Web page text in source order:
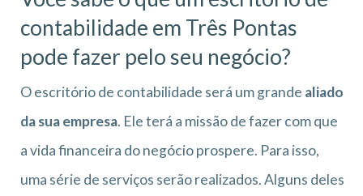
contabilidade em Três Pontas
pode fazer pelo seu negócio?
O escritório de contabilidade será um grande aliado
da sua empresa. Ele terá a missão de fazer com que
a vida financeira do negócio prospere. Para isso,
uma série de serviços serão realizados. Alguns deles